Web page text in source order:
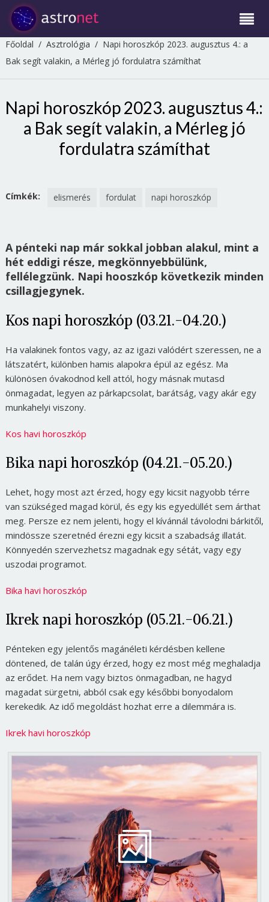
Főoldal / Asztrológia / Napi horoszkóp 2023. augusztus 4.: a
Bak segít valakin, a Mérleg jó fordulatra számíthat
Napi horoszkóp 2023. augusztus 4.:
a Bak segít valakin, a Mérleg jó
fordulatra számíthat
Címkék: elismerés fordulat napi horoszkóp
A pénteki nap már sokkal jobban alakul, mint a
hét eddigi része, megkönnyebbülünk,
fellélegzünk. Napi hooszkóp következik minden
csillagjegynek.
Kos napi horoszkóp (03.21.-04.20.)
Ha valakinek fontos vagy, az az igazi valódért szeressen, ne a
látszatért, különben hamis alapokra épül az egész. Ma
különösen óvakodnod kell attól, hogy másnak mutasd
önmagadat, legyen az párkapcsolat, barátság, vagy akár egy
munkahelyi viszony.
Kos havi horoszkóp
Bika napi horoszkóp (04.21.-05.20.)
Lehet, hogy most azt érzed, hogy egy kicsit nagyobb térre
van szükséged magad körül, és egy kis egyedüllét sem árthat
meg. Persze ez nem jelenti, hogy el kívánnál távolodni bárkitől,
mindössze szeretnéd érezni egy kicsit a szabadság illatát.
Könnyedén szervezhetsz magadnak egy sétát, vagy egy
uszodai programot.
Bika havi horoszkóp
Ikrek napi horoszkóp (05.21.-06.21.)
Pénteken egy jelentős magánéleti kérdésben kellene
döntened, de talán úgy érzed, hogy ez most még meghaladja
az erődet. Ha nem vagy biztos önmagadban, ne hagyd
magadat sürgetni, abból csak egy későbbi bonyodalom
kerekedik. Az idő megoldást hozhat erre a dilemmára is.
Ikrek havi horoszkóp